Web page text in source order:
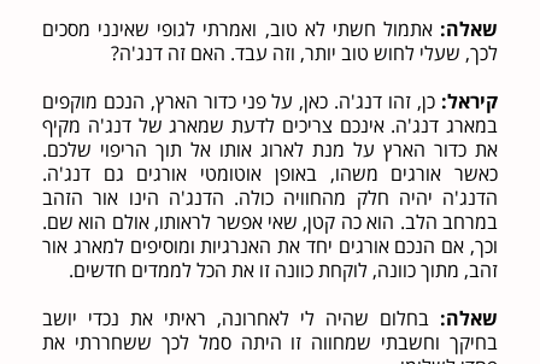
שאלה:אתמול חשתי לא טוב, ואמרתי לגופי שאינני מסכים
לכך, שעלי לחוש טוב יותר, וזה עבד. האם זה דנג'ה?
קיראל:כן, זהו דנג'ה. כאן, על פני כדור הארץ, הנכם מוקפים
במארג דנג'ה. אינכם צריכים לדעת שמארג של דנג'ה מקיף
את כדור הארץ על מנת לארוג אותו אל תוך הריפוי שלכם.
כאשר אורגים משהו, באופן אוטומטי אורגים גם דנג'ה.
הדנג'ה יהיה חלק מהחוויה כולה. הדנג'ה הינו אור הזהב
במרחב הלב. הוא כה קטן, שאי אפשר לראותו, אולם הוא שם.
וכך, אם הנכם אורגים יחד את האנרגיות ומוסיפים למארג אור
זהב, מתוך כוונה, לוקחת כוונה זו את הכל לממדים חדשים.
שאלה:בחלום שהיה לי לאחרונה, ראיתי את נכדי יושב
בחיקך וחשבתי שמחווה זו היתה סמל לכך ששחררתי את